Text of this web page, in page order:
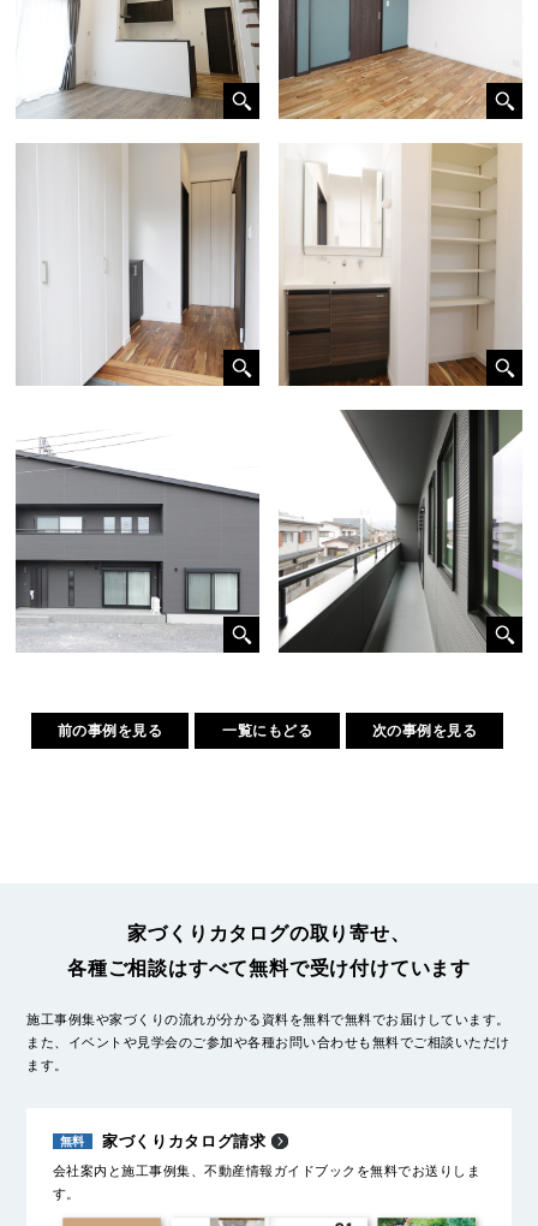
前の事例を見る 一覧にもどる 次の事例を見る
家づくりカタログの取り寄せ、
各種ご相談はすべて無料で受け付けています
施工事例集や家づくりの流れが分かる資料を無料で無料でお届けしています。
また、イベントや見学会のご参加や各種お問い合わせも無料でご相談いただけ
ます。
家づくりカタログ請求
会社案内と施工事例集、不動産情報ガイドブックを無料でお送りしま
す。